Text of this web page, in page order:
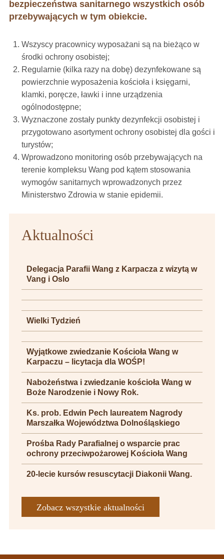
bezpieczeństwa sanitarnego wszystkich osób
przebywających w tym obiekcie.
Wszyscy pracownicy wyposażani są na bieżąco w
środki ochrony osobistej;
Regularnie (kilka razy na dobę) dezynfekowane są
powierzchnie wyposażenia kościoła i księgarni,
klamki, poręcze, ławki i inne urządzenia
ogólnodostępne;
Wyznaczone zostały punkty dezynfekcji osobistej i
przygotowano asortyment ochrony osobistej dla gości i
turystów;
Wprowadzono monitoring osób przebywających na
terenie kompleksu Wang pod kątem stosowania
wymogów sanitarnych wprowadzonych przez
Ministerstwo Zdrowia w stanie epidemii.
Aktualności
Delegacja Parafii Wang z Karpacza z wizytą w
Vang i Oslo
Wielki Tydzień
Wyjątkowe zwiedzanie Kościoła Wang w
Karpaczu – licytacja dla WOŚP!
Nabożeństwa i zwiedzanie kościoła Wang w
Boże Narodzenie i Nowy Rok.
Ks. prob. Edwin Pech laureatem Nagrody
Marszałka Województwa Dolnośląskiego
Prośba Rady Parafialnej o wsparcie prac
ochrony przeciwpożarowej Kościoła Wang
20-lecie kursów resuscytacji Diakonii Wang.
Zobacz wszystkie aktualności